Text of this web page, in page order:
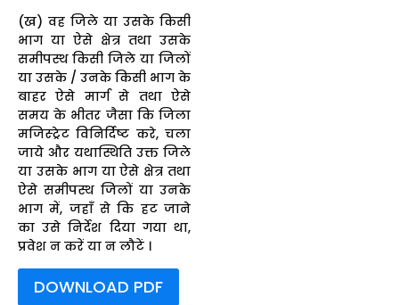
(ख) वह जिले या उसके किसी
भाग या ऐसे क्षेत्र तथा उसके
समीपस्थ किसी जिले या जिलों
या उसके / उनके किसी भाग के
बाहर ऐसे मार्ग से तथा ऐसे
समय के भीतर जैसा कि जिला
मजिस्ट्रेट विनिर्दिष्ट करे, चला
जाये और यथास्थिति उक्त जिले
या उसके भाग या ऐसे क्षेत्र तथा
ऐसे समीपस्थ जिलों या उनके
भाग में, जहाँ से कि हट जाने
का उसे निर्देश दिया गया था,
प्रवेश न करें या न लौटें ।
DOWNLOAD PDF